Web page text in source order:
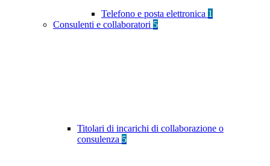
Telefono e posta elettronica 1
Consulenti e collaboratori 5
Titolari di incarichi di collaborazione o
consulenza 5